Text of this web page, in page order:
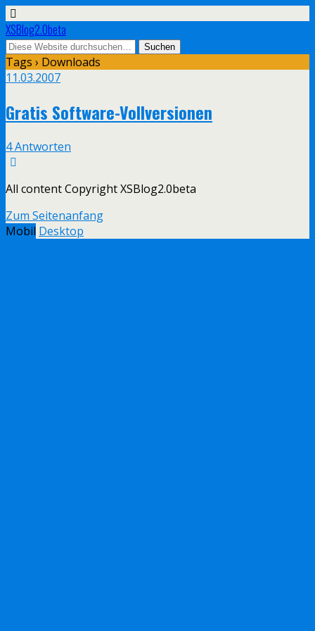
XSBlog2.0beta
Tags › Downloads
11.03.2007
Gratis Software-Vollversionen
4 Antworten
All content Copyright XSBlog2.0beta
Zum Seitenanfang
Mobil Desktop